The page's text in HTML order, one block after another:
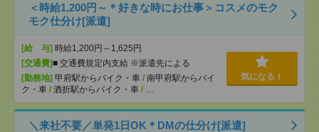
＜時給1,200円～＊好きな時にお仕事＞コスメのモク
モク仕分け[派遣]
[給 与] 時給1,200円～1,625円
[交通費]■ 交通費規定内支給 ※派遣先による
[勤務地] 甲府駅からバイク・車 / 南甲府駅からバイ
ク・車 / 酒折駅からバイク・車 /
気になる！
＼来社不要／単発1日OK＊DMの仕分け[派遣]